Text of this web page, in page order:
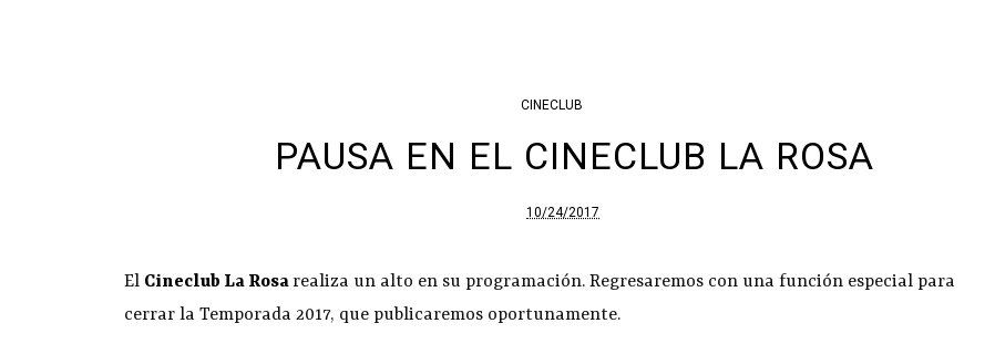
CINECLUB
PAUSA EN EL CINECLUB LA ROSA
10/24/2017
El Cineclub La Rosarealiza un alto en su programación. Regresaremos con una función especial para
cerrar la Temporada 2017, que publicaremos oportunamente.